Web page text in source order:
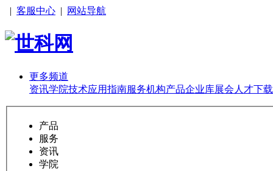
| 客服中心 | 网站导航
更多频道
资讯学院技术应用指南服务机构产品企业库展会 人才下载
产品
服务
资讯
学院